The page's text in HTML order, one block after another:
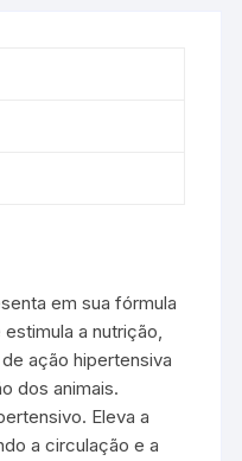
em sua fórmula
a nutrição,
ação hipertensiva
dos animais.
Eleva a
a circulação e a